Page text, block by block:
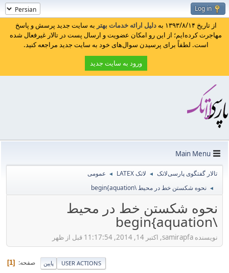
Log in
از تاریخ ۱۳۹۳/۸/۱۴ به دلیل ارائه خدمات بهتر به سایت جدید پرسش و پاسخ
مهاجرت کرده‌ایم؛ از این رو امکان عضویت و ارسال پست در تالار غیرفعال شده
است. لطفاً برای پرسیدن سوال‌های خود به سایت جدید مراجعه کنید.
ورود به سایت جدید
Main Menu
تالار گفتگوی پارسی‌لاتک ◄ لاتک LATEX ◄ عمومی
◄ نحوه شکستن خط در محیط \begin{aquation
نحوه شکستن خط در محیط
\begin{aquation
نویسنده samirapfa, اکتبر 14, 2014, 11:17:54 قبل از ظهر
پایین صفحه 1 USER ACTIONS